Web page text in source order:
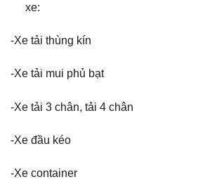
xe:
-Xe tải thùng kín
-Xe tải mui phủ bạt
-Xe tải 3 chân, tải 4 chân
-Xe đầu kéo
-Xe container